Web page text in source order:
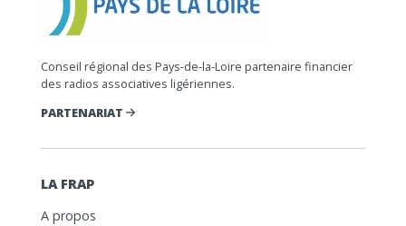
Conseil régional des Pays-de-la-Loire partenaire financier
des radios associatives ligériennes.
PARTENARIAT
LA FRAP
A propos